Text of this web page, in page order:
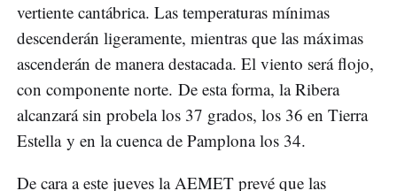
vertiente cantábrica. Las temperaturas mínimas
descenderán ligeramente, mientras que las máximas
ascenderán de manera destacada. El viento será flojo,
con componente norte. De esta forma, la Ribera
alcanzará sin probela los 37 grados, los 36 en Tierra
Estella y en la cuenca de Pamplona los 34.
De cara a este jueves la AEMET prevé que las